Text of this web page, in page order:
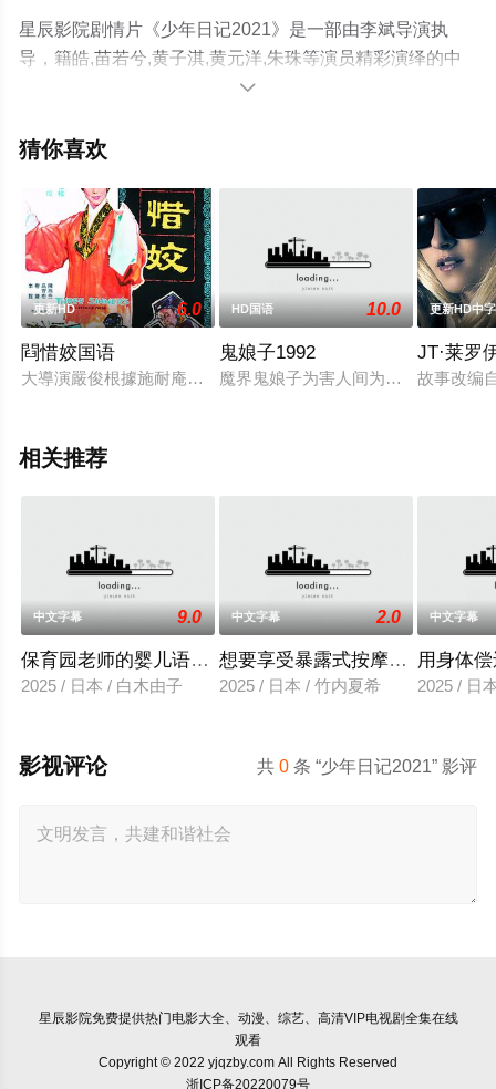
星辰影院剧情片《少年日记2021》是一部由李斌导演执
导，籍皓,苗若兮,黄子淇,黄元洋,朱珠等演员精彩演绎的中
国大陆电影，手机免费观看高清无删减完整版电影大全就
剧情网等平台了解。

猜你喜欢
更新HD 6.0
閰惜姣国语
大導演嚴俊根據施耐庵著名章回小說《水滸傳》第二十回〈宋
HD国语 10.0
鬼娘子1992
魔界鬼娘子为害人间为了修炼不死之
更新HD中字
JT·莱罗
故事改编
相关推荐
中文字幕 9.0
保育园老师的婴儿语让人超兴奋
2025 / 日本 / 白木由子
中文字幕 2.0
想要享受暴露式按摩的已婚女子
2025 / 日本 / 竹内夏希
中文字幕
用身体
2025 / 日
共0 条 “少年日记2021” 影评
影视评论
星辰影院免费提供热门电影大全、动漫、综艺、高清VIP电视剧全集在线
观看
Copyright © 2022 yjqzby.com All Rights Reserved
浙ICP备20220079号